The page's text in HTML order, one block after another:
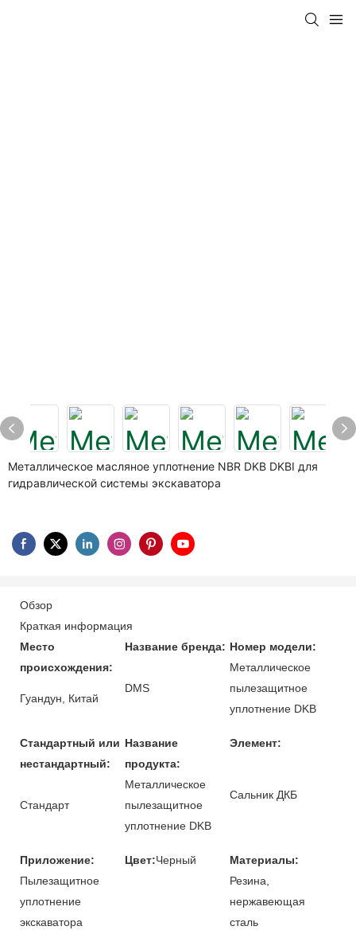
Металлическое масляное уплотнение NBR DKB DKBI для
гидравлической системы экскаватора
Обзор
Краткая информация
Место
происхождения:
Гуандун, Китай
Название бренда:
DMS
Номер модели:
Металлическое
пылезащитное
уплотнение DKB
Стандартный или
нестандартный:
Стандарт
Название
продукта:
Металлическое
пылезащитное
уплотнение DKB
Элемент:
Сальник ДКБ
Приложение:
Пылезащитное
уплотнение
экскаватора
Цвет:Черный
Материалы:
Резина,
нержавеющая
сталь